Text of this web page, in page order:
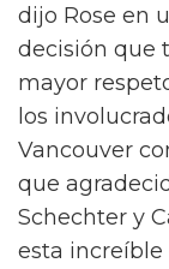
dijo Rose en
decisión que
mayor
los
Vancouver
que
Schechter y
esta